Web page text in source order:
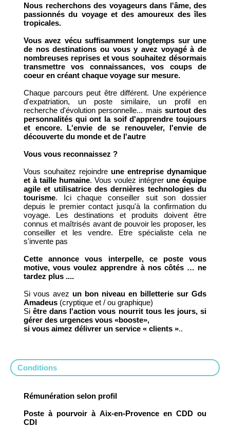
Nous recherchons des voyageurs dans l'âme, des
passionnés du voyage et des amoureux des îles
tropicales.
Vous avez vécu suffisamment longtemps sur une
de nos destinations ou vous y avez voyagé à de
nombreuses reprises et vous souhaitez désormais
transmettre vos connaissances, vos coups de
coeur en créant chaque voyage sur mesure.
Chaque parcours peut être différent. Une expérience
d'expatriation, un poste similaire, un profil en
recherche d'évolution personnelle... mais surtout des
personnalités qui ont la soif d'apprendre toujours
et encore. L'envie de se renouveler, l'envie de
découverte du monde et de l'autre
Vous vous reconnaissez ?
Vous souhaitez rejoindre une entreprise dynamique
et à taille humaine. Vous voulez intégrer une équipe
agile et utilisatrice des dernières technologies du
tourisme. Ici chaque conseiller suit son dossier
depuis le premier contact jusqu'à la confirmation du
voyage. Les destinations et produits doivent être
connus et maîtrisés avant de pouvoir les proposer, les
conseiller et les vendre. Etre spécialiste cela ne
s'invente pas
Cette annonce vous interpelle, ce poste vous
motive, vous voulez apprendre à nos côtés … ne
tardez plus ....
Si vous avez un bon niveau en billetterie sur Gds
Amadeus (cryptique et / ou graphique)
Siêtre dans l'action vous nourrit tous les jours, si
gérer des urgences vous «booste»,
si vous aimez délivrer un service « clients »..
Conditions
Rémunération selon profil
Poste à pourvoir à Aix-en-Provence en CDD ou
CDI